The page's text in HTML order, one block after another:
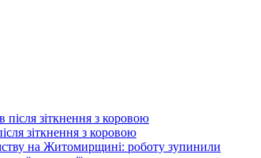
зіткнення з коровою
на Житомирщині: роботу зупинили